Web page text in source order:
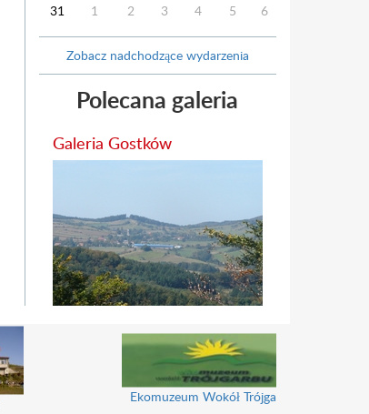
31
1 2 3 4 5 6
Zobacz nadchodzące wydarzenia
Polecana galeria
Galeria Gostków
Ekomuzeum Wokół Trójgarbu